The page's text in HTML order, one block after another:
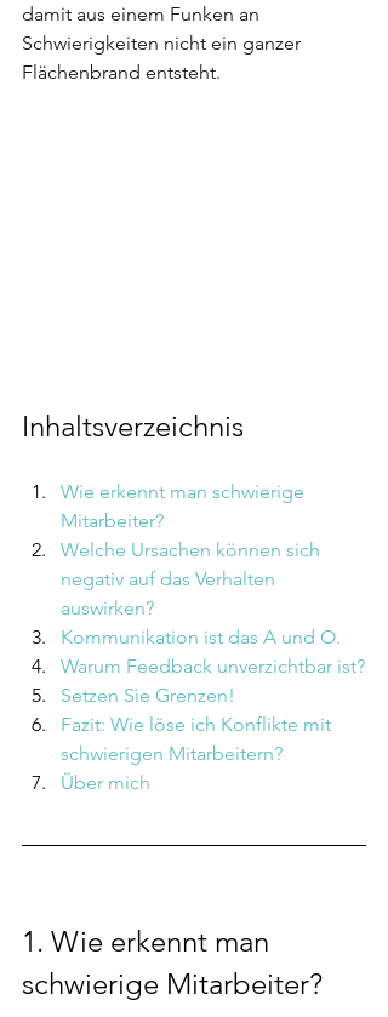
damit aus einem Funken an
Schwierigkeiten nicht ein ganzer
Flächenbrand entsteht.
Inhaltsverzeichnis
Wie erkennt man schwierige
Mitarbeiter?
Welche Ursachen können sich
negativ auf das Verhalten
auswirken?
Kommunikation ist das A und O.
Warum Feedback unverzichtbar ist?
Setzen Sie Grenzen!
Fazit: Wie löse ich Konflikte mit
schwierigen Mitarbeitern?
Über mich
1. Wie erkennt man
schwierige Mitarbeiter?